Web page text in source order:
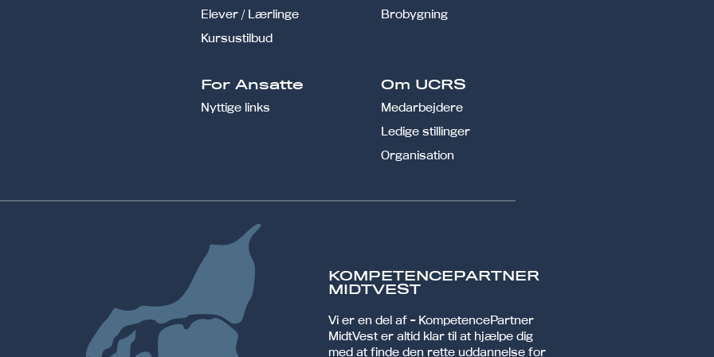
Elever / Lærlinge
Kursustilbud
Brobygning
For Ansatte
Nyttige links
Om UCRS
Medarbejdere
Ledige stillinger
Organisation
KOMPETENCEPARTNER
MIDTVEST
Vi er en del af - KompetencePartner
MidtVest er altid klar til at hjælpe dig
med at finde den rette uddannelse for